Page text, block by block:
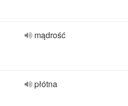
mądrość
płótna